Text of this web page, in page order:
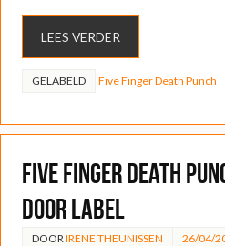
LEES VERDER
GELABELD Five Finger Death Punch
Five Finger Death
door label
DOOR IRENE THEUNISSEN
26/04/